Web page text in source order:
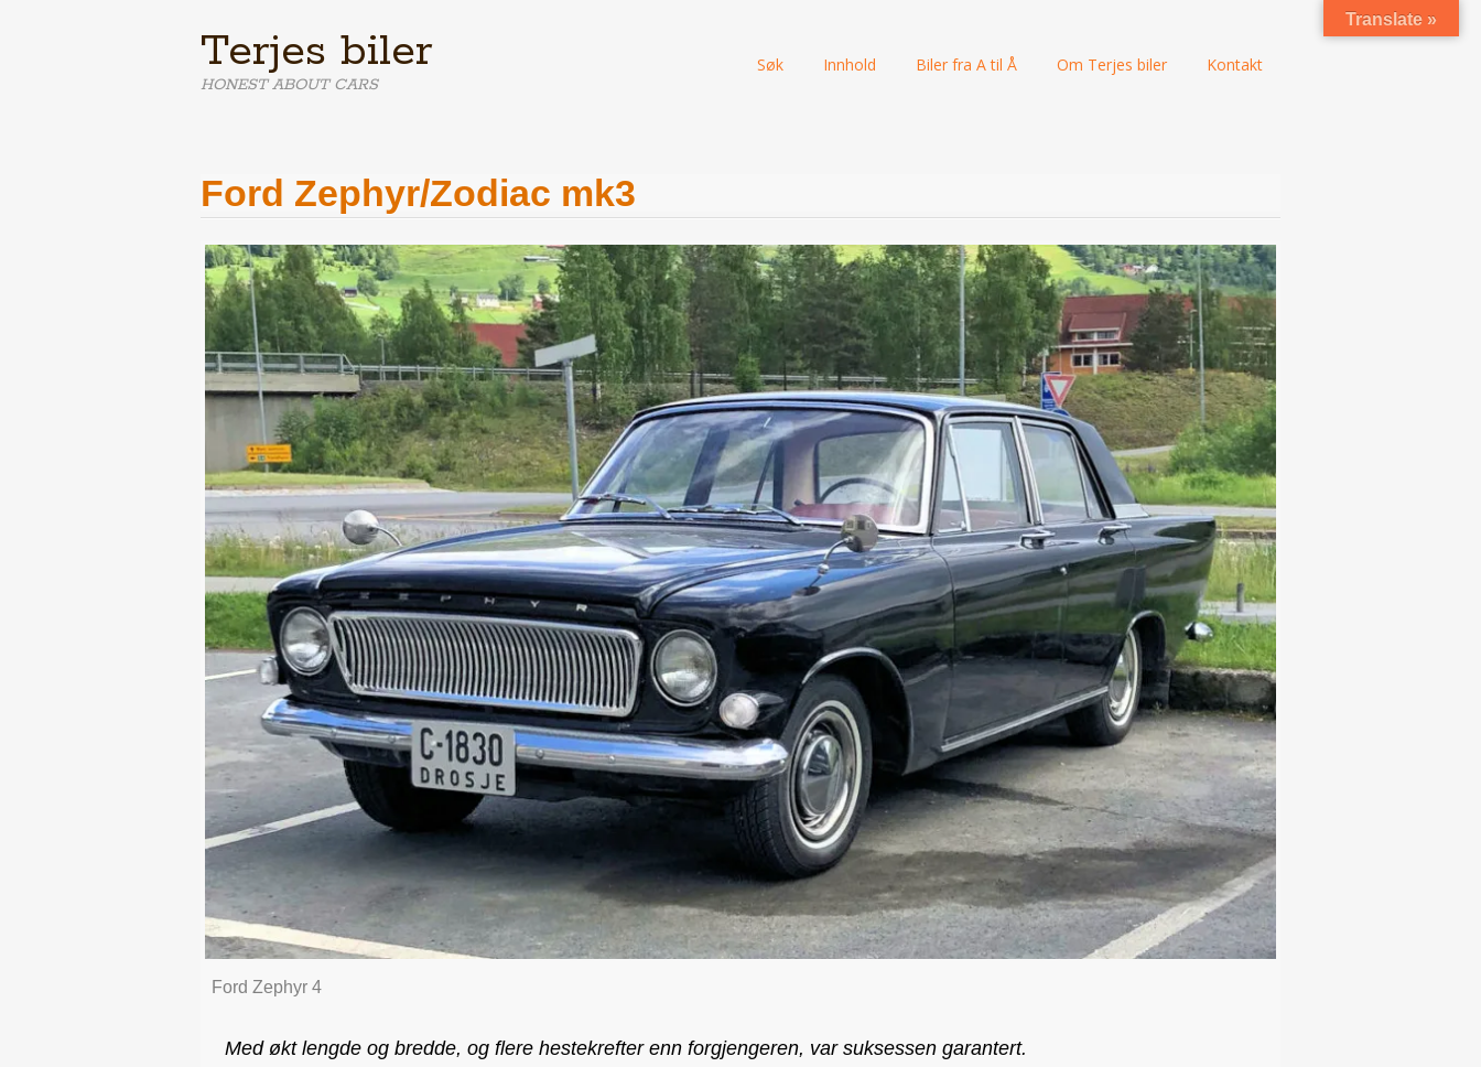
Terjes biler
HONEST ABOUT CARS
Skip
Søk Innhold Biler fra A til Å Om Terjes biler Kontakt
Ford Zephyr/Zodiac mk3
Ford Zephyr 4
Med økt lengde og bredde, og flere hestekrefter enn forgjengeren, var suksessen garantert.
Translate »